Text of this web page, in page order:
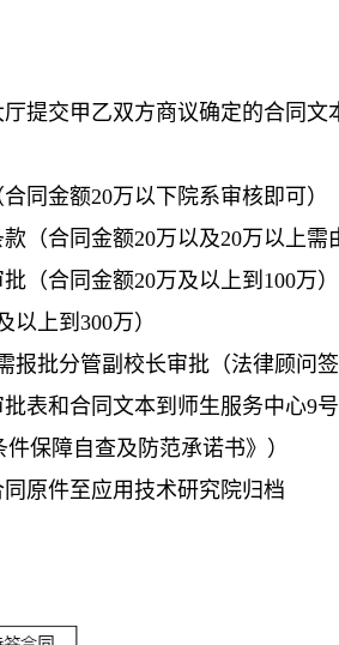
提交甲乙双方商议确定的合同文
同金额20万以下院系审核即可）
（合同金额20万以及20万以上需
（合同金额20万及以上到100万）
上到300万）
报批分管副校长审批（法律顾问签
表和合同文本到师生服务中心9
保障自查及防范承诺书》）
原件至应用技术研究院归档